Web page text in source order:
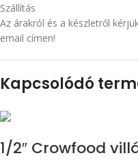
Szállítás
Az árakról és a készletről
email címen!
Kapcsolódó
1/2″ Crowfood